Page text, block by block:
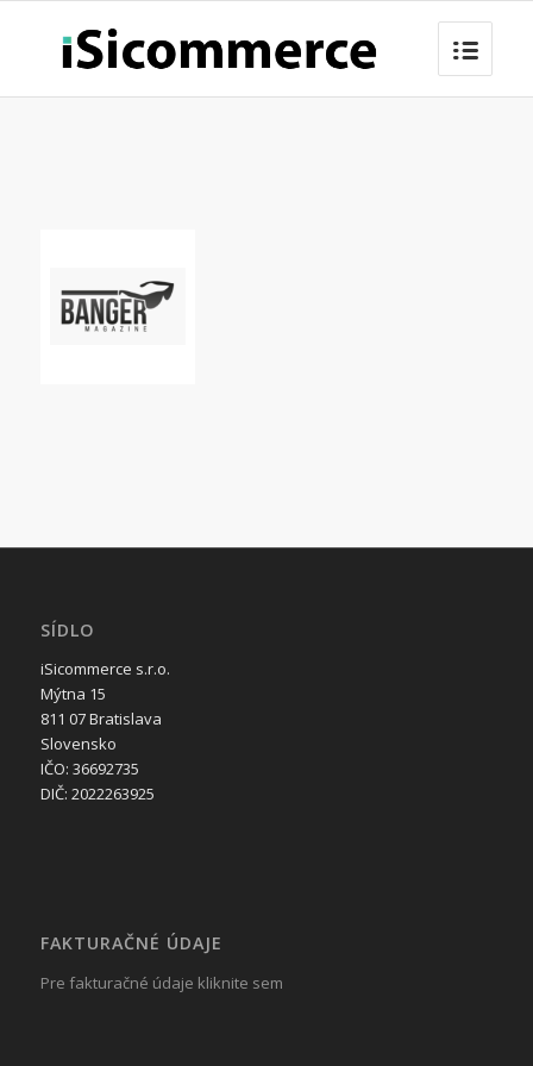
SÍDLO
iSicommerce s.r.o.
Mýtna 15
811 07 Bratislava
Slovensko
IČO: 36692735
DIČ: 2022263925
FAKTURAČNÉ ÚDAJE
Pre fakturačné údaje kliknite sem